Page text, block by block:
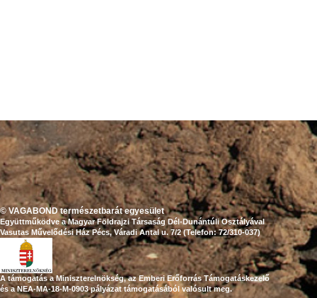
© VAGABOND természetbarát egyesület
Együttműködve a Magyar Földrajzi Társaság Dél-Dunántúli Osztályával
Vasutas Művelődési Ház Pécs, Váradi Antal u. 7/2 (Telefon: 72/310-037)
A támogatás a Miniszterelnökség, az Emberi Erőforrás Támogatáskezelő
és a NEA-MA-18-M-0903 pályázat támogatásából valósult meg.